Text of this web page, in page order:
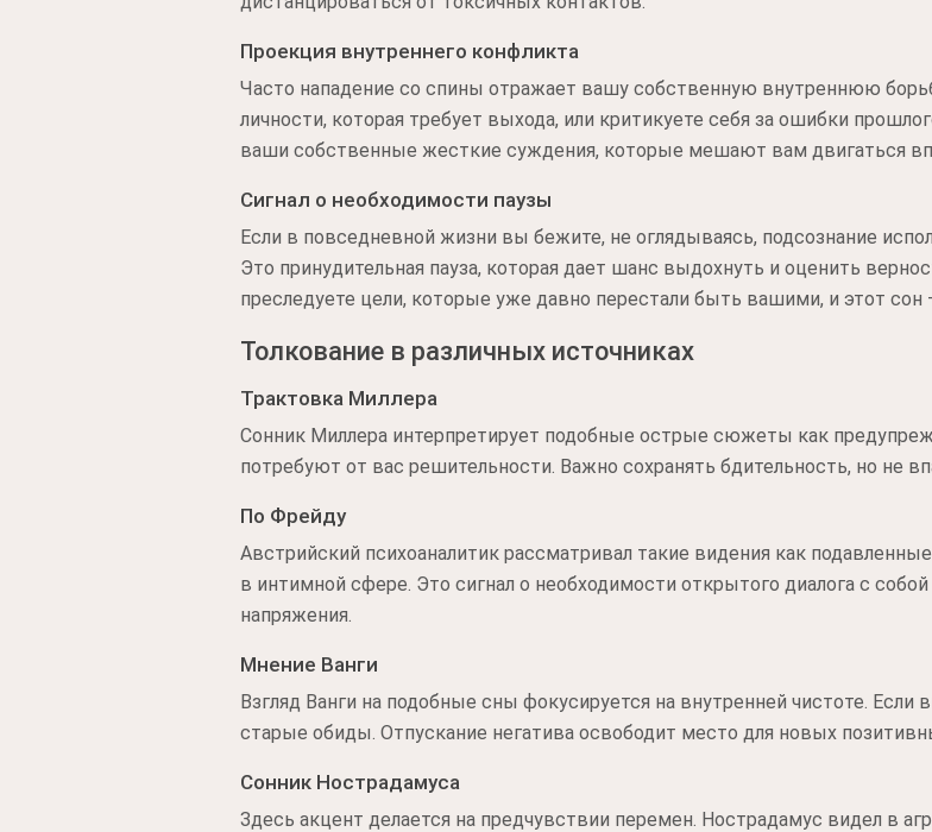
Проекция внутреннего конфликта
Часто нападение со спины отражает вашу собственную внутреннюю
личности, которая требует выхода, или критикуете себя за ошибки
ваши собственные жесткие суждения, которые мешают вам двигаться
Сигнал о необходимости паузы
Если в повседневной жизни вы бежите, не оглядываясь, подсознание
Это принудительная пауза, которая дает шанс выдохнуть и оценить
преследуете цели, которые уже давно перестали быть вашими, и этот
Толкование в различных источниках
Трактовка Миллера
Сонник Миллера интерпретирует подобные острые сюжеты как
потребуют от вас решительности. Важно сохранять бдительность, но не
По Фрейду
Австрийский психоаналитик рассматривал такие видения как
в интимной сфере. Это сигнал о необходимости открытого диалога с
напряжения.
Мнение Ванги
Взгляд Ванги на подобные сны фокусируется на внутренней чистоте. Если
старые обиды. Отпускание негатива освободит место для новых
Сонник Нострадамуса
Здесь акцент делается на предчувствии перемен. Нострадамус видел в